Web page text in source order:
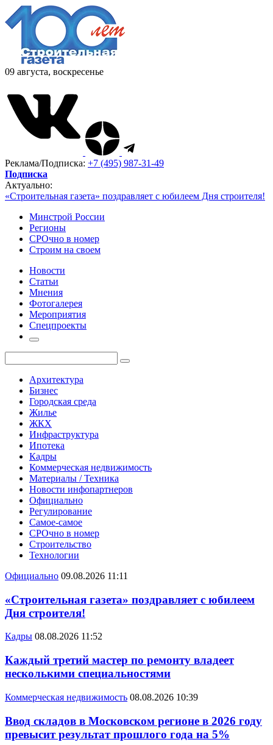
09 августа, воскресенье
Реклама/Подписка: +7 (495) 987-31-49
Подписка
Актуально:
«Строительная газета» поздравляет с юбилеем Дня строителя!
Минстрой России
Регионы
СРОчно в номер
Строим на своем
Новости
Статьи
Мнения
Фотогалерея
Мероприятия
Спецпроекты
Архитектура
Бизнес
Городская среда
Жилье
ЖКХ
Инфраструктура
Ипотека
Кадры
Коммерческая недвижимость
Материалы / Техника
Новости инфопартнеров
Официально
Регулирование
Самое-самое
СРОчно в номер
Строительство
Технологии
Официально 09.08.2026 11:11
«Строительная газета» поздравляет с юбилеем
Дня строителя!
Кадры 08.08.2026 11:52
Каждый третий мастер по ремонту владеет
несколькими специальностями
Коммерческая недвижимость 08.08.2026 10:39
Ввод складов в Московском регионе в 2026 году
превысит результат прошлого года на 5%